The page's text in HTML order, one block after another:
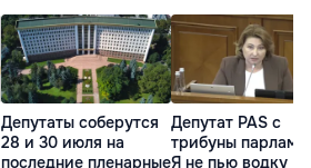
Депутаты соберутся
28 и 30 июля на
последние пленарные
Депутат PAS с
трибуны
Я не пью водку